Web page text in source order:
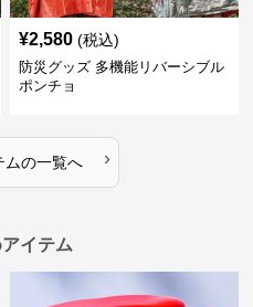
¥2,580 (税込)
防災グッズ 多機能リバーシブル
ポンチョ
ムの一覧へ ›
イテム